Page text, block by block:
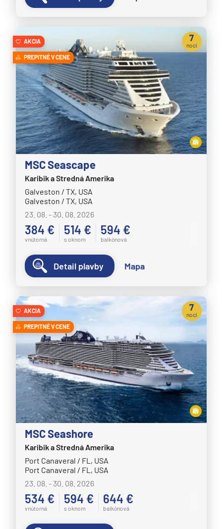
AKCIA
PREPITNÉ V CENE
MSC Seascape
Karibik a Stredná Amerika
Galveston / TX, USA
Galveston / TX, USA
23. 08. - 30. 08. 2026
384 €
vnútorná
514 €
s oknom
594 €
balkónová
7
nocí
Detail plavby Mapa
AKCIA
PREPITNÉ V CENE
MSC Seashore
Karibik a Stredná Amerika
Port Canaveral / FL, USA
Port Canaveral / FL, USA
23. 08. - 30. 08. 2026
534 €
vnútorná
594 €
s oknom
644 €
balkónová
7
nocí